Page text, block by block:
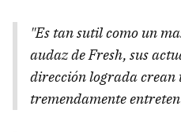
"Es tan sutil como un
audaz de Fresh, sus
dirección lograda crean
tremendamente